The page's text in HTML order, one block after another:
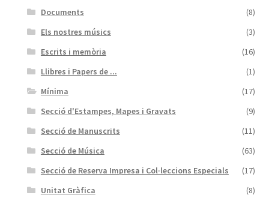
Documents
(8)
Els nostres músics
(3)
Escrits i memòria
(16)
Llibres i Papers de ...
(1)
Mínima
(17)
Secció d'Estampes, Mapes i Gravats
(9)
Secció de Manuscrits
(11)
Secció de Música
(63)
Secció de Reserva Impresa i Col·leccions Especials
(17)
Unitat Gràfica
(8)